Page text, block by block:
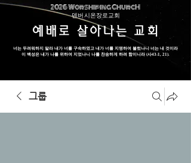
2026 Worshiping ChurcH
덴버 시온장로교회
예배로 살아나는 교회
너는 두려워하지 말라 내가 너를 구속하였고 내가 너를 지명하여 불렀나니 너는 내 것이라
이 백성은 내가 나를 위하여 지었나니 나를 찬송하게 하려 함이니라 (사43:1, 21).
그룹